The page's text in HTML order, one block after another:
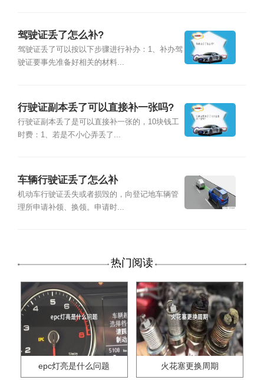
驾驶证丢了怎么补?
驾驶证丢了可以按以下步骤进行补办：1、补办驾
驶证要事先准备好相关的材料...
行驶证副本丢了可以直接补一张吗?
行驶证副本丢了是可以直接补一张的，10块钱工
时费：1、若是不小心弄丢了...
车辆行驶证丢了怎么补
机动车行驶证丢失或者损毁的，向登记地车辆管
理所申请补领、换领。申请时...
热门阅读
epc灯亮是什么问题 火花塞更换周期